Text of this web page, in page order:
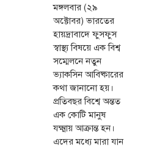
মঙ্গলবার (২৯
অক্টোবর) ভারতের
হায়দ্রাবাদে ফুসফুস
স্বাস্থ্য বিষয়ে এক বিশ্ব
সম্মেলনে নতুন
ভ্যাকসিন আবিষ্কারের
কথা জানানো হয়।
প্রতিবছর বিশ্বে অন্তত
এক কোটি মানুষ
যক্ষ্মায় আক্রান্ত হন।
এদের মধ্যে মারা যান